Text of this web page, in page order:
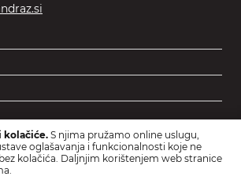
kolačiće. S njima pružamo online uslugu,
oglašavanja i funkcionalnosti koje ne
kolačića. Daljnjim korištenjem web stranice